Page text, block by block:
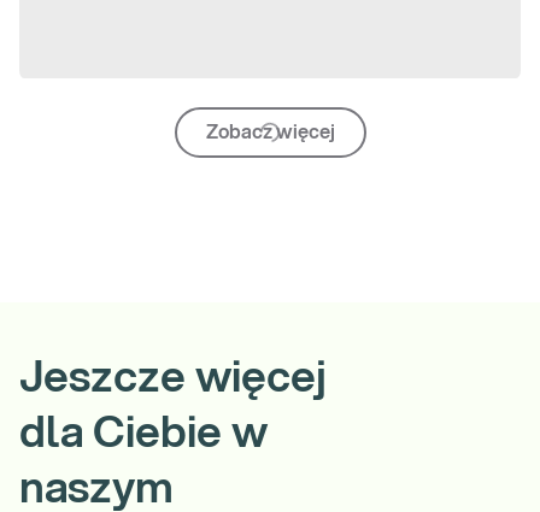
Zobacz więcej
Jeszcze więcej
dla Ciebie w
naszym